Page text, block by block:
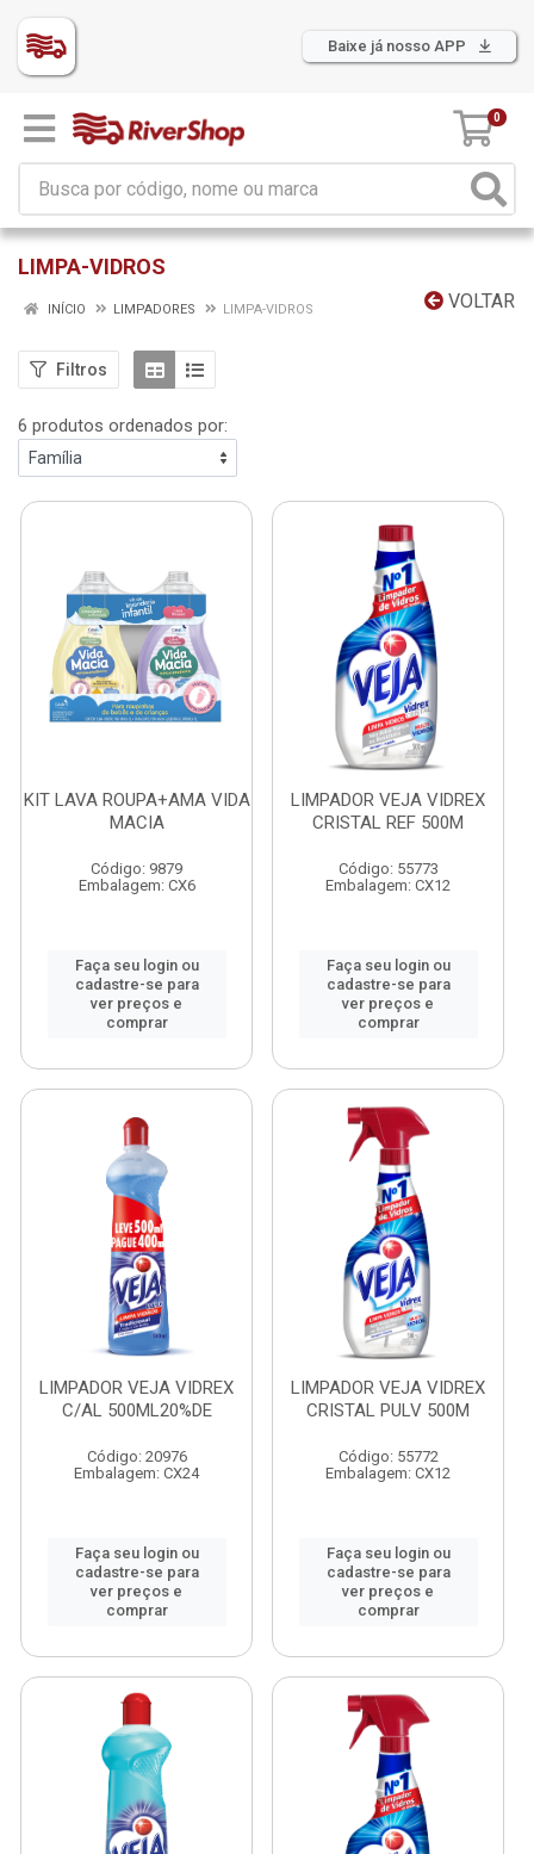
Baixe já nosso APP
0
LIMPA-VIDROS
VOLTAR
INÍCIO LIMPADORES LIMPA-VIDROS
Filtros
6 produtos ordenados por:
KIT LAVA ROUPA+AMA VIDA
MACIA
Código: 9879
Embalagem: CX6
Faça seu login ou
cadastre-se para
ver preços e
comprar
LIMPADOR VEJA VIDREX
CRISTAL REF 500M
Código: 55773
Embalagem: CX12
Faça seu login ou
cadastre-se para
ver preços e
comprar
LIMPADOR VEJA VIDREX
C/AL 500ML20%DE
Código: 20976
Embalagem: CX24
Faça seu login ou
cadastre-se para
ver preços e
comprar
LIMPADOR VEJA VIDREX
CRISTAL PULV 500M
Código: 55772
Embalagem: CX12
Faça seu login ou
cadastre-se para
ver preços e
comprar